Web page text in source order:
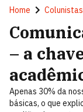
Home Colunistas
– a
Apenas 30% da
básicas, o que